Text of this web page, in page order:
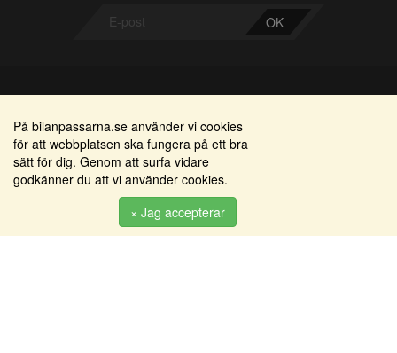
OK
Bilanpassarna
Smedjegatan 22
352 46 Växjö
info@bilanpassarna.se
Områden
Alkomätare / alkolås
Elprodukter
Serviceinredningar
Tillbehörs artiklar
På bilanpassarna.se använder vi cookies
för att webbplatsen ska fungera på ett bra
sätt för dig. Genom att surfa vidare
godkänner du att vi använder cookies.
× Jag accepterar